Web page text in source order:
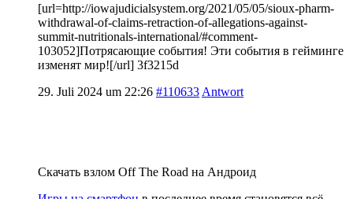
[url=http://iowajudicialsystem.org/2021/05/05/sioux-pharm-
withdrawal-of-claims-retraction-of-allegations-against-
summit-nutritionals-international/#comment-
103052]Потрясающие события! Эти события в гейминге
изменят мир![/url] 3f3215d
29. Juli 2024 um 22:26 #110633 Antwort
Скачать взлом Off The Road на Андроид